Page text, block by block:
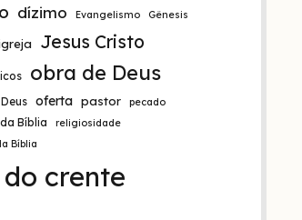
dízimo Evangelismo Gênesis
Jesus Cristo
obra de Deus
oferta pastor pecado
Bíblia
religiosidade
Bíblia
crente